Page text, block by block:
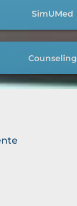
SimUMed
Counseling